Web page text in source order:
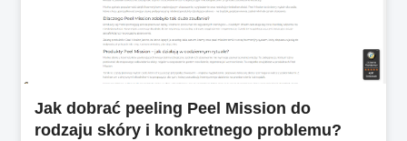
Jak dobrać peeling Peel Mission do
rodzaju skóry i konkretnego problemu?